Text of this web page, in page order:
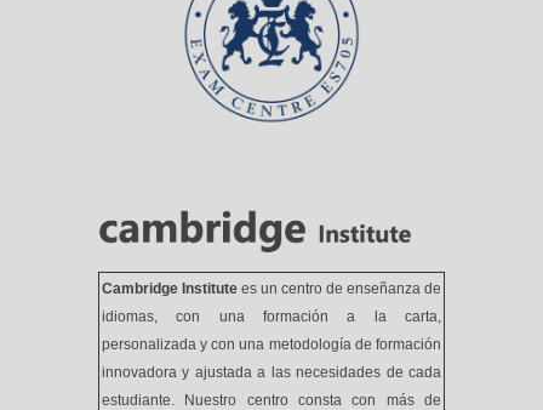
Cambridge Institutees un centro de enseñanza de
idiomas, con una formación a la carta,
personalizada y con una metodología de formación
innovadora y ajustada a las necesidades de cada
estudiante. Nuestro centro consta con más de